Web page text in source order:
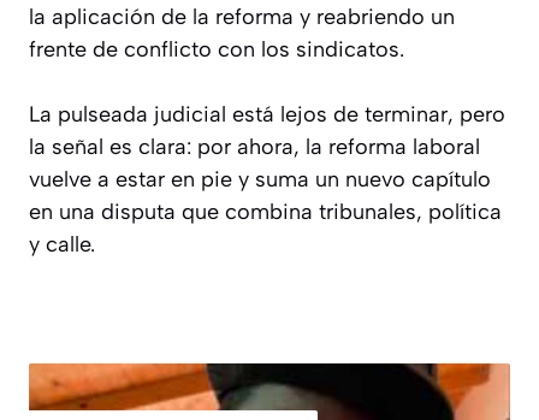
la aplicación de la reforma y reabriendo un
frente de conflicto con los sindicatos.
La pulseada judicial está lejos de terminar, pero
la señal es clara: por ahora, la reforma laboral
vuelve a estar en pie y suma un nuevo capítulo
en una disputa que combina tribunales, política
y calle.